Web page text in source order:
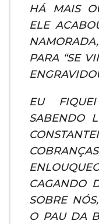
HÁ MAIS
ELE
PARA “SE
EU
SABENDO
CAGANDO
SOBRE
O PAU DA